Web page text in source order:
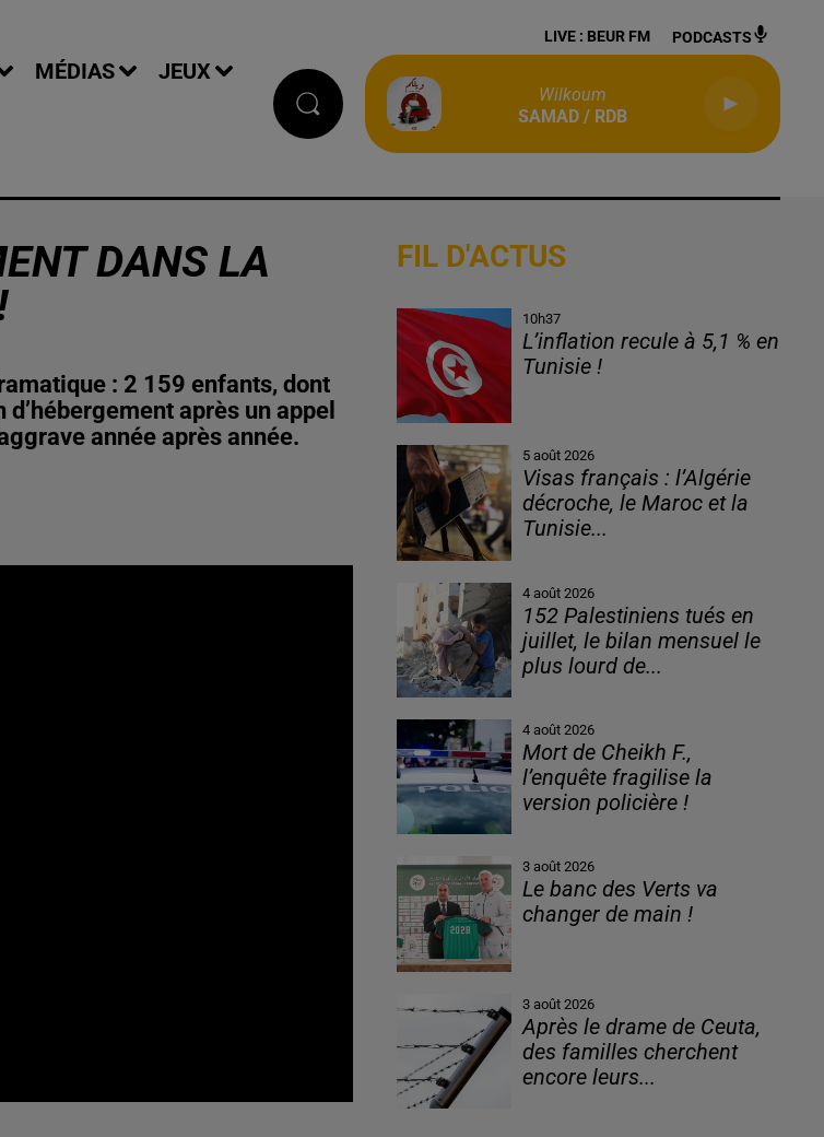
MÉDIAS JEUX
LIVE : BEUR FM PODCASTS
Wilkoum
SAMAD / RDB
DANS LA
: 2 159 enfants, dont
après un appel
année après année.
FIL D'ACTUS
10h37
L’inflation recule à 5,1 % en
Tunisie !
5 août 2026
Visas français : l’Algérie
décroche, le Maroc et la
Tunisie...
4 août 2026
152 Palestiniens tués en
juillet, le bilan mensuel le
plus lourd de...
4 août 2026
Mort de Cheikh F.,
l’enquête fragilise la
version policière !
3 août 2026
Le banc des Verts va
changer de main !
3 août 2026
Après le drame de Ceuta,
des familles cherchent
encore leurs...